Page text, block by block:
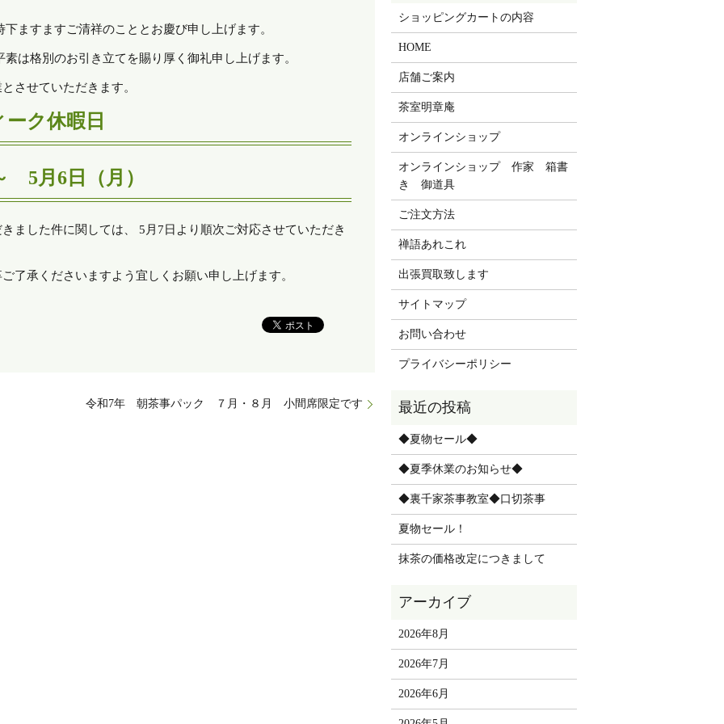
下ますますご清祥のこととお慶び申し上げます。
素は格別のお引き立てを賜り厚く御礼申し上げます。
させていただきます。
ク休暇日
5月6日（月）
ました件に関しては、 5月7日より順次ご対応させていただき
了承くださいますよう宜しくお願い申し上げます。
令和7年 朝茶事パック ７月・８月 小間席限定です
ショッピングカートの内容
HOME
店舗ご案内
茶室明章庵
オンラインショップ
オンラインショップ 作家 箱書
き 御道具
ご注文方法
禅語あれこれ
出張買取致します
サイトマップ
お問い合わせ
プライバシーポリシー
◆夏物セール◆
◆夏季休業のお知らせ◆
◆裏千家茶事教室◆口切茶事
夏物セール！
抹茶の価格改定につきまして
2026年8月
2026年7月
2026年6月